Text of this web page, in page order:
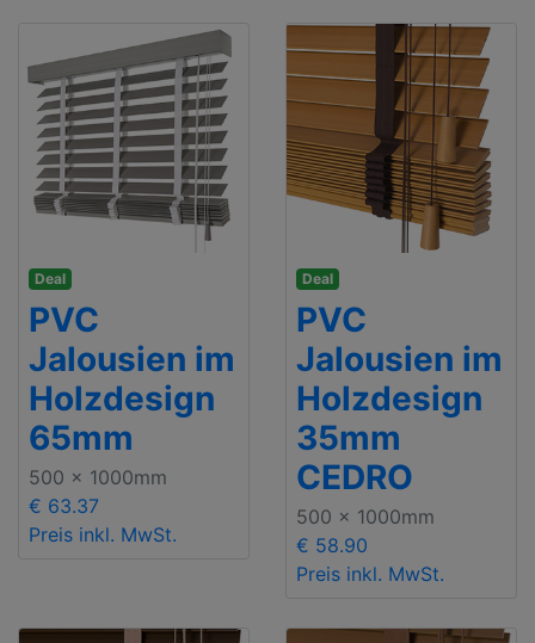
Deal
PVC
Jalousien im
Holzdesign
65mm
500 x 1000mm
€ 63.37
Preis inkl. MwSt.
Deal
PVC
Jalousien im
Holzdesign
35mm
CEDRO
500 x 1000mm
€ 58.90
Preis inkl. MwSt.